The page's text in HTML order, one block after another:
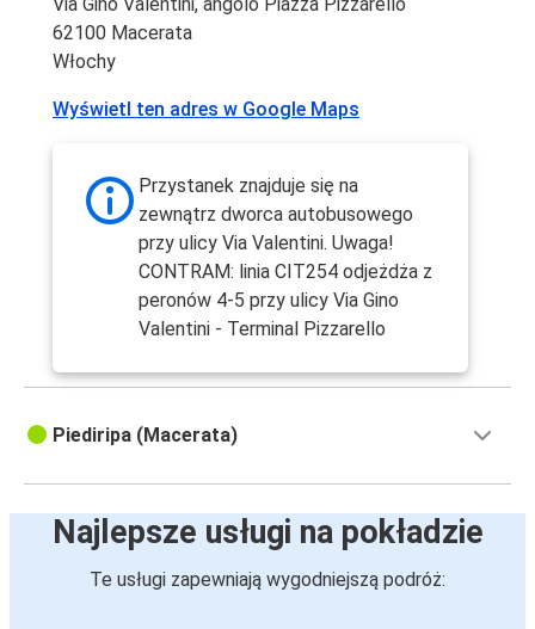
62100 Macerata
Włochy
Wyświetl ten adres w Google Maps
Przystanek znajduje się na
zewnątrz dworca autobusowego
przy ulicy Via Valentini. Uwaga!
CONTRAM: linia CIT254 odjeżdża z
peronów 4-5 przy ulicy Via Gino
Valentini - Terminal Pizzarello
Piediripa (Macerata)
Najlepsze usługi na pokładzie
Te usługi zapewniają wygodniejszą podróż: